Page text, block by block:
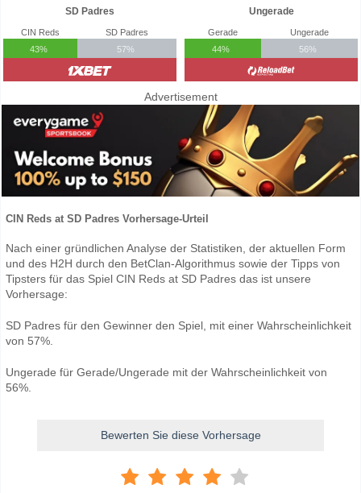
SD Padres
CIN Reds
43%
SD Padres
57%
Ungerade
Gerade
44%
Ungerade
56%
Advertisement
CIN Reds at SD Padres Vorhersage-Urteil
Nach einer gründlichen Analyse der Statistiken, der aktuellen Form
und des H2H durch den BetClan-Algorithmus sowie der Tipps von
Tipsters für das Spiel CIN Reds at SD Padres das ist unsere
Vorhersage:
SD Padres für den Gewinner den Spiel, mit einer Wahrscheinlichkeit
von 57%.
Ungerade für Gerade/Ungerade mit der Wahrscheinlichkeit von
56%.
Bewerten Sie diese Vorhersage